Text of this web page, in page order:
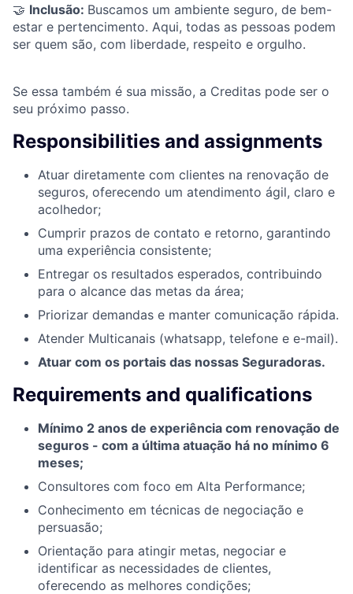
🤝 Inclusão: Buscamos um ambiente seguro, de bem-
estar e pertencimento. Aqui, todas as pessoas podem
ser quem são, com liberdade, respeito e orgulho.
Se essa também é sua missão, a Creditas pode ser o
seu próximo passo.
Responsibilities and assignments
Atuar diretamente com clientes na renovação de
seguros, oferecendo um atendimento ágil, claro e
acolhedor;
Cumprir prazos de contato e retorno, garantindo
uma experiência consistente;
Entregar os resultados esperados, contribuindo
para o alcance das metas da área;
Priorizar demandas e manter comunicação rápida.
Atender Multicanais (whatsapp, telefone e e-mail).
Atuar com os portais das nossas Seguradoras.
Requirements and qualifications
Mínimo 2 anos de experiência com renovação de
seguros - com a última atuação há no mínimo 6
meses;
Consultores com foco em Alta Performance;
Conhecimento em técnicas de negociação e
persuasão;
Orientação para atingir metas, negociar e
identificar as necessidades de clientes,
oferecendo as melhores condições;